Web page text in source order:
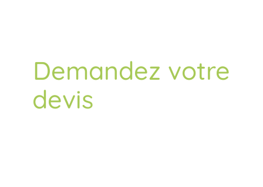
Demandez votre
devis